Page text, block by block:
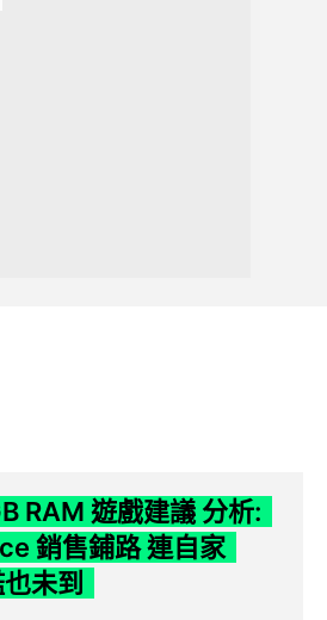
RAM 遊戲建議 分析:
銷售鋪路 連自家
未到